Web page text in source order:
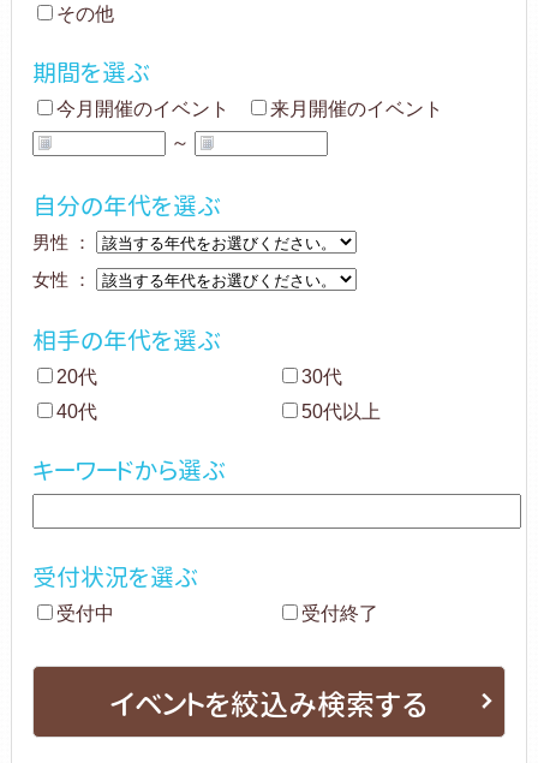
その他
期間を選ぶ
今月開催のイベント
来月開催のイベント
～
自分の年代を選ぶ
男性 ：
女性 ：
相手の年代を選ぶ
20代
30代
40代
50代以上
キーワードから選ぶ
受付状況を選ぶ
受付中 受付終了
イベントを絞込み検索する